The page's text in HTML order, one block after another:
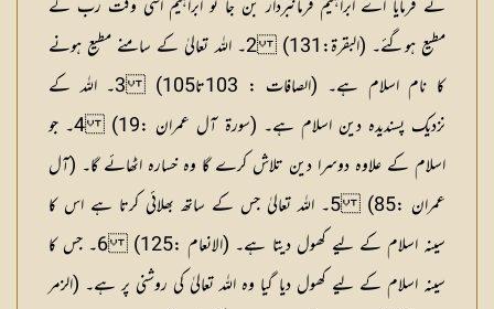
نے فرمایا اے ابراہیم فرمانبردار بن جا تو ابراہیم اسی وقت رب کے
مطیع ہوگئے۔ (البقرۃ:131) 2۔ اللہ تعالیٰ کے سامنے مطیع ہونے
کا نام اسلام ہے۔ (الصافات : 103تا105) 3۔ اللہ کے
نزدیک پسندیدہ دین اسلام ہے۔ (سورۃ آل عمران :19) 4۔ جو
اسلام کے علاوہ دوسرا دین تلاش کرے گا وہ خسارہ اٹھائے گا۔ (آل
عمران :85) 5۔ اللہ تعالیٰ جس کے ساتھ بھلائی کرتا ہے اس کا
سینہ اسلام کے لیے کھول دیتا ہے۔ (الانعام :125) 6۔ جس کا
سینہ اسلام کے لیے کھول دیا گیا وہ اللہ تعالیٰ کی روشنی پر ہے۔ (الزمر